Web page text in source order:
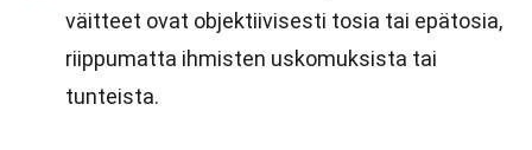
väitteet ovat objektiivisesti tosia tai epätosia,
riippumatta ihmisten uskomuksista tai
tunteista.